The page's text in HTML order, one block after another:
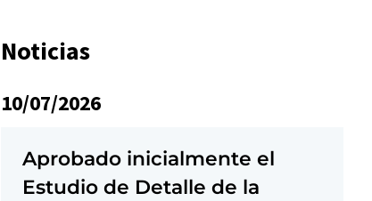
Noticias
10/07/2026
Aprobado inicialmente el
Estudio de Detalle de la